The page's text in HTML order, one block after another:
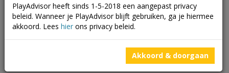
PlayAdvisor heeft sinds 1-5-2018 een aangepast privacy
beleid. Wanneer je PlayAdvisor blijft gebruiken, ga je hiermee
akkoord. Lees hier ons privacy beleid.
Akkoord & doorgaan